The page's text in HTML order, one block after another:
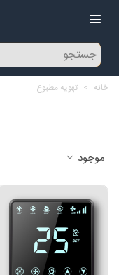
خانه > تهویه مطبوع
موجود